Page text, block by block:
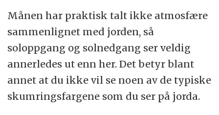
Månen har praktisk talt ikke atmosfære
sammenlignet med jorden, så
soloppgang og solnedgang ser veldig
annerledes ut enn her. Det betyr blant
annet at du ikke vil se noen av de typiske
skumringsfargene som du ser på jorda.